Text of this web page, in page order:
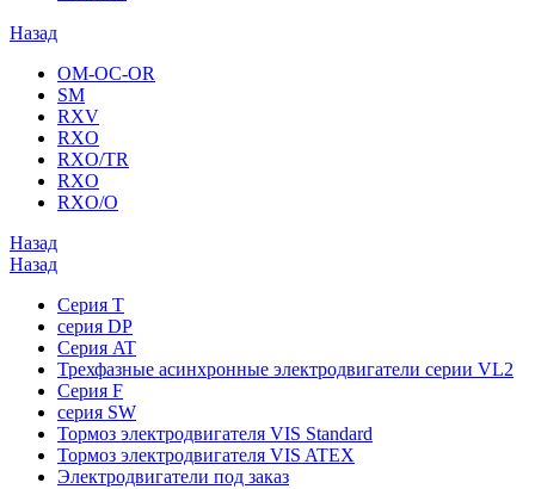
Назад
OM-OC-OR
SM
RXV
RXO
RXO/TR
RXO
RXO/O
Назад
Назад
Серия T
серия DP
Серия AT
Трехфазные асинхронные электродвигатели серии VL2
Серия F
серия SW
Тормоз электродвигателя VIS Standard
Тормоз электродвигателя VIS ATEX
Электродвигатели под заказ